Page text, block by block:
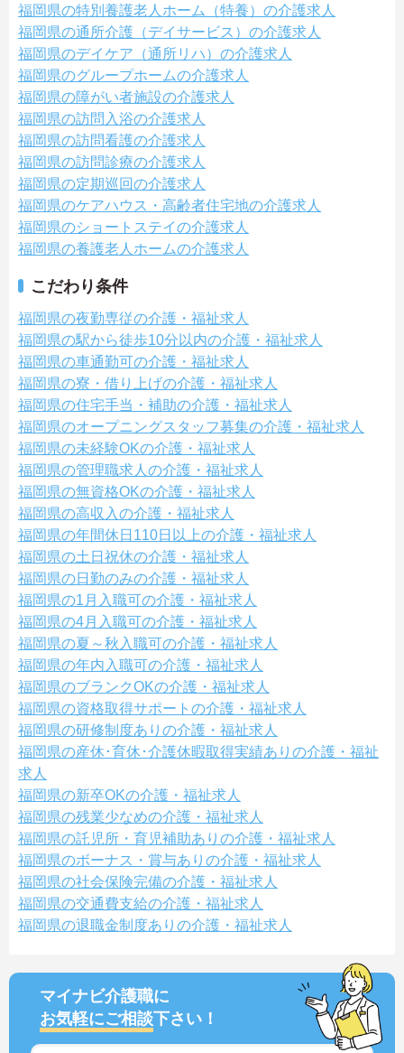
福岡県の特別養護老人ホーム（特養）の介護求人
福岡県の通所介護（デイサービス）の介護求人
福岡県のデイケア（通所リハ）の介護求人
福岡県のグループホームの介護求人
福岡県の障がい者施設の介護求人
福岡県の訪問入浴の介護求人
福岡県の訪問看護の介護求人
福岡県の訪問診療の介護求人
福岡県の定期巡回の介護求人
福岡県のケアハウス・高齢者住宅地の介護求人
福岡県のショートステイの介護求人
福岡県の養護老人ホームの介護求人
こだわり条件
福岡県の夜勤専従の介護・福祉求人
福岡県の駅から徒歩10分以内の介護・福祉求人
福岡県の車通勤可の介護・福祉求人
福岡県の寮・借り上げの介護・福祉求人
福岡県の住宅手当・補助の介護・福祉求人
福岡県のオープニングスタッフ募集の介護・福祉求人
福岡県の未経験OKの介護・福祉求人
福岡県の管理職求人の介護・福祉求人
福岡県の無資格OKの介護・福祉求人
福岡県の高収入の介護・福祉求人
福岡県の年間休日110日以上の介護・福祉求人
福岡県の土日祝休の介護・福祉求人
福岡県の日勤のみの介護・福祉求人
福岡県の1月入職可の介護・福祉求人
福岡県の4月入職可の介護・福祉求人
福岡県の夏～秋入職可の介護・福祉求人
福岡県の年内入職可の介護・福祉求人
福岡県のブランクOKの介護・福祉求人
福岡県の資格取得サポートの介護・福祉求人
福岡県の研修制度ありの介護・福祉求人
福岡県の産休･育休･介護休暇取得実績ありの介護・福祉
求人
福岡県の新卒OKの介護・福祉求人
福岡県の残業少なめの介護・福祉求人
福岡県の託児所・育児補助ありの介護・福祉求人
福岡県のボーナス・賞与ありの介護・福祉求人
福岡県の社会保険完備の介護・福祉求人
福岡県の交通費支給の介護・福祉求人
福岡県の退職金制度ありの介護・福祉求人
マイナビ介護職に
お気軽にご相談下さい！